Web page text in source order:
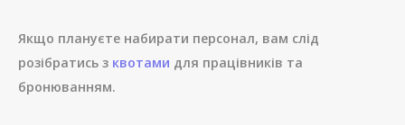
Якщо плануєте набирати персонал, вам слід
розібратись з квотами для працівників та
бронюванням.